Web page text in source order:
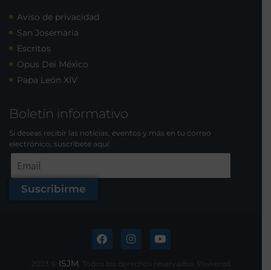
Aviso de privacidad
San Josemaría
Escritos
Opus Dei México
Papa León XIV
Boletín informativo
Si deseas recibir las noticias, eventos y más en tu correo
electrónico, suscríbete aquí:
Suscribirme
2023 © ISJM . Todos los derechos reservados. Powered